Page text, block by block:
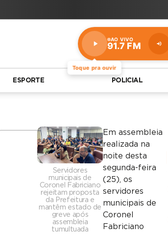
Toque pra ouvir
AO VIVO
91.7 FM
Estação:
91.7
FM
ESPORTE POLICIAL
Servidores
municipais de
Coronel Fabriciano
rejeitam proposta
da Prefeitura e
mantêm estado de
greve após
assembleia
tumultuada
Em assembleia
realizada na
noite desta
segunda-feira
(25), os
servidores
municipais de
Coronel
Fabriciano